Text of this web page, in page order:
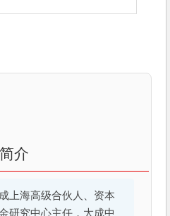
介
成上海高级合伙人、资本
研究中心主任，大成中